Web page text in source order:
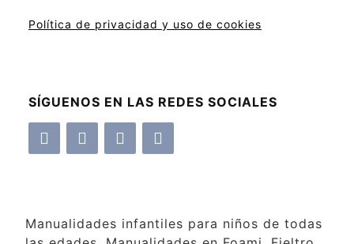
Política de privacidad y uso de cookies
SÍGUENOS EN LAS REDES SOCIALES
Manualidades infantiles para niños de todas